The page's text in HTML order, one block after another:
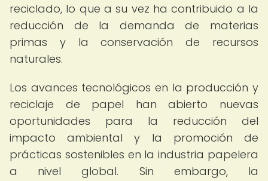
reciclado, lo que a su vez ha contribuido a la
reducción de la demanda de materias
primas y la conservación de recursos
naturales.
Los avances tecnológicos en la producción y
reciclaje de papel han abierto nuevas
oportunidades para la reducción del
impacto ambiental y la promoción de
prácticas sostenibles en la industria papelera
a nivel global. Sin embargo, la